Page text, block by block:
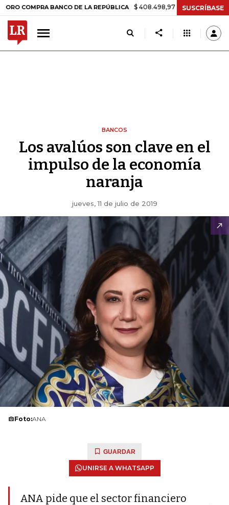
BANCO DE LA REPÚBLICA $ 408.498,97 +$ 8.753,81 +2,19%
SUSCRÍBASE
BANCOS
Los avalúos son clave en el
impulso de la economía
naranja
jueves, 11 de julio de 2019
Foto:ANA
GUARDAR
UNIRSE A WHATSAPP
ANA pide que el sector financiero